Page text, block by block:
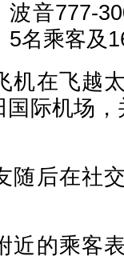
波音777-
5名乘客及
机在飞越
际机场
随后在社
近的乘客